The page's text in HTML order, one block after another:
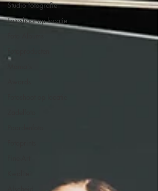
Studio fotografie
Fotoshoot op locatie